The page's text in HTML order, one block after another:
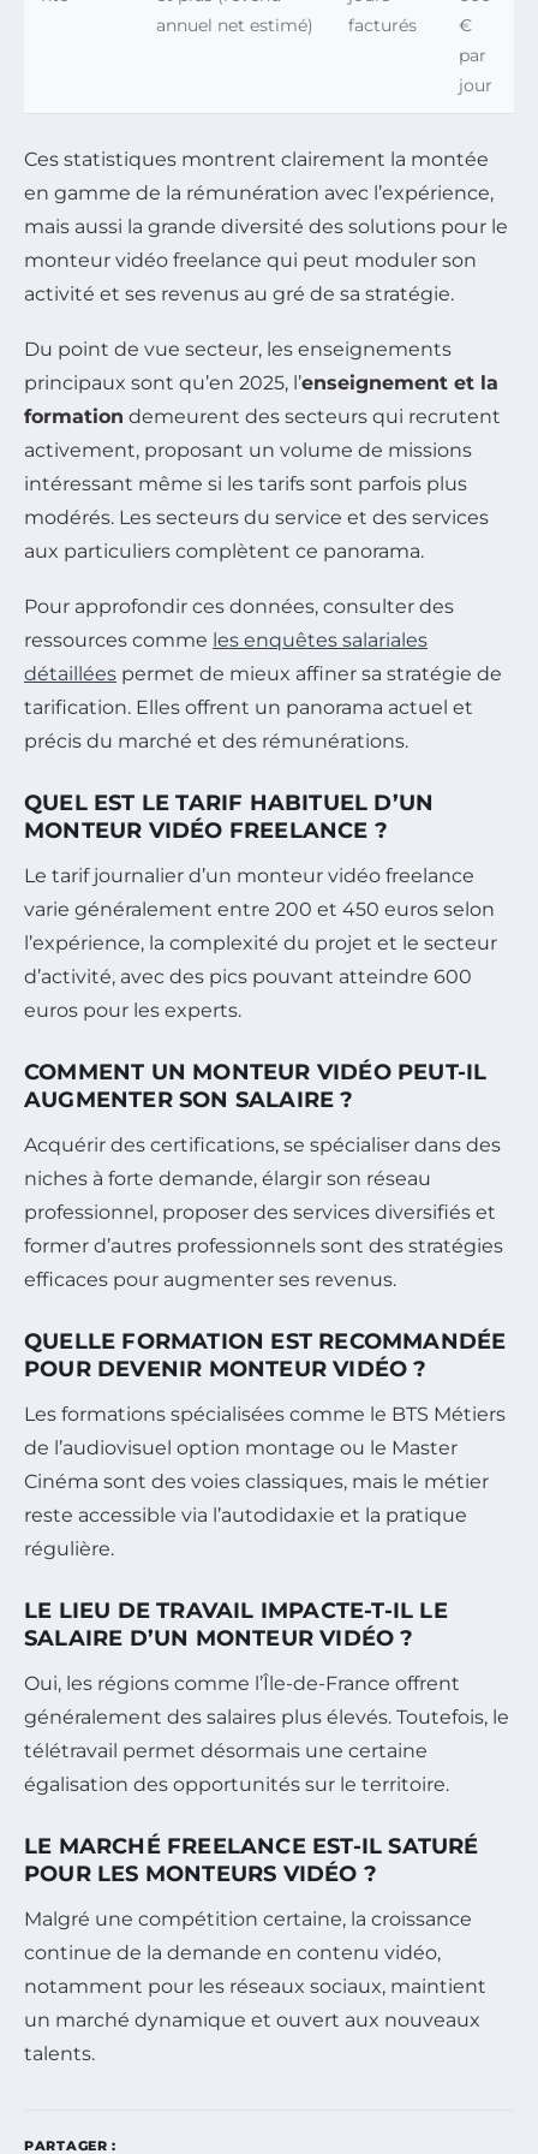
annuel net estimé)
facturés
€
par
jour
Ces statistiques montrent clairement la montée
en gamme de la rémunération avec l’expérience,
mais aussi la grande diversité des solutions pour le
monteur vidéo freelance qui peut moduler son
activité et ses revenus au gré de sa stratégie.
Du point de vue secteur, les enseignements
principaux sont qu’en 2025, l’enseignement et la
formation demeurent des secteurs qui recrutent
activement, proposant un volume de missions
intéressant même si les tarifs sont parfois plus
modérés. Les secteurs du service et des services
aux particuliers complètent ce panorama.
Pour approfondir ces données, consulter des
ressources comme les enquêtes salariales
détaillées permet de mieux affiner sa stratégie de
tarification. Elles offrent un panorama actuel et
précis du marché et des rémunérations.
QUEL EST LE TARIF HABITUEL D’UN
MONTEUR VIDÉO FREELANCE ?
Le tarif journalier d’un monteur vidéo freelance
varie généralement entre 200 et 450 euros selon
l’expérience, la complexité du projet et le secteur
d’activité, avec des pics pouvant atteindre 600
euros pour les experts.
COMMENT UN MONTEUR VIDÉO PEUT-IL
AUGMENTER SON SALAIRE ?
Acquérir des certifications, se spécialiser dans des
niches à forte demande, élargir son réseau
professionnel, proposer des services diversifiés et
former d’autres professionnels sont des stratégies
efficaces pour augmenter ses revenus.
QUELLE FORMATION EST RECOMMANDÉE
POUR DEVENIR MONTEUR VIDÉO ?
Les formations spécialisées comme le BTS Métiers
de l’audiovisuel option montage ou le Master
Cinéma sont des voies classiques, mais le métier
reste accessible via l’autodidaxie et la pratique
régulière.
LE LIEU DE TRAVAIL IMPACTE-T-IL LE
SALAIRE D’UN MONTEUR VIDÉO ?
Oui, les régions comme l’Île-de-France offrent
généralement des salaires plus élevés. Toutefois, le
télétravail permet désormais une certaine
égalisation des opportunités sur le territoire.
LE MARCHÉ FREELANCE EST-IL SATURÉ
POUR LES MONTEURS VIDÉO ?
Malgré une compétition certaine, la croissance
continue de la demande en contenu vidéo,
notamment pour les réseaux sociaux, maintient
un marché dynamique et ouvert aux nouveaux
talents.
PARTAGER :